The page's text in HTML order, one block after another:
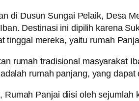
di Dusun Sungai Pelaik, Desa
Destinasi ini dipilih karena
tinggal mereka, yaitu rumah
rumah tradisional masyarakat
rumah panjang, yang
Rumah Panjai diisi oleh